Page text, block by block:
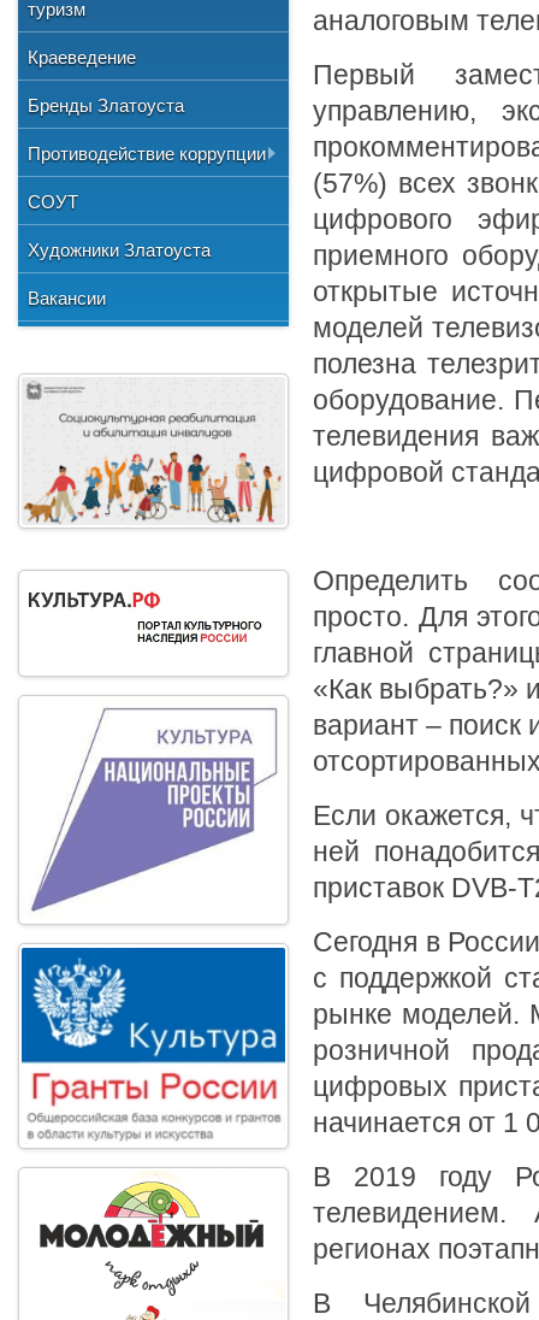
аналоговым
Первый
управлению,
(57%) всех
цифрового
приемного
открытые
моделей
полезна
оборудование.
телевидения
цифровой
Определить
просто. Для
главной
«Как выбрать?»
вариант – поиск
Если окажется,
ней
приставок DVB-
Сегодня в
с поддержкой
рынке моделей.
розничной
цифровых
начинается от 1
В 2019 году
телевидением.
регионах
В
Учетная политика
и отдыха
№3"
"Детская школа искусств №1"
"Детская школа искусств №3"
Городской методический совет
Национальные культурные
центры
Литературное объединение
"Мартен"
Профсоюзная организация
обслуживания
Нормативно-правовая база
Фото
Видео
туризм
Краеведение
Бренды Златоуста
Противодействие коррупции
Документы
Сведения о доходах
Формы документов
СОУТ
Художники Златоуста
Вакансии